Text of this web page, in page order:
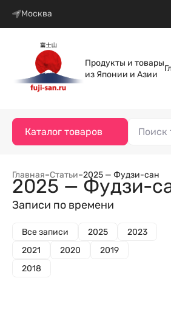
Москва
Продукты и товары
из Японии и Азии
Каталог товаров
Главная–Статьи–2025 — Фудзи-сан
2025 — Фудзи-
Записи по времени
Все записи 2025
2023
2021
2020
2019
2018